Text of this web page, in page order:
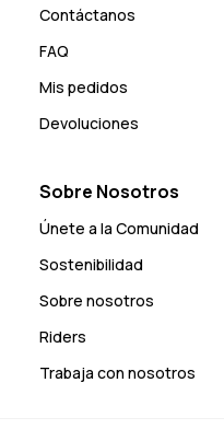
Contáctanos
FAQ
Mis pedidos
Devoluciones
Sobre Nosotros
Únete a la Comunidad
Sostenibilidad
Sobre nosotros
Riders
Trabaja con nosotros